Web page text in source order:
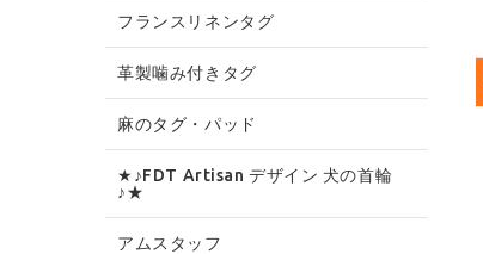
フランスリネンタグ
革製噛み付きタグ
麻のタグ・パッド
★♪FDT Artisan デザイン 犬の首輪
♪★
アムスタッフ